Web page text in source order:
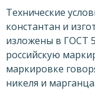
Технические
константан и
изложены в ГОСТ
российскую
маркировке
никеля и марганца.